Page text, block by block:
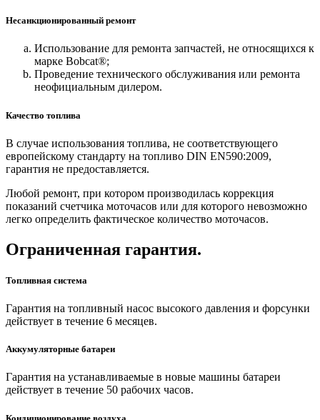
Несанкционированный ремонт
Использование для ремонта запчастей, не относящихся к
марке Bobcat®;
Проведение технического обслуживания или ремонта
неофициальным дилером.
Качество топлива
В случае использования топлива, не соответствующего
европейскому стандарту на топливо DIN EN590:2009,
гарантия не предоставляется.
Любой ремонт, при котором производилась коррекция
показаний счетчика моточасов или для которого невозможно
легко определить фактическое количество моточасов.
Ограниченная гарантия.
Топливная система
Гарантия на топливный насос высокого давления и форсунки
действует в течение 6 месяцев.
Аккумуляторные батареи
Гарантия на устанавливаемые в новые машины батареи
действует в течение 50 рабочих часов.